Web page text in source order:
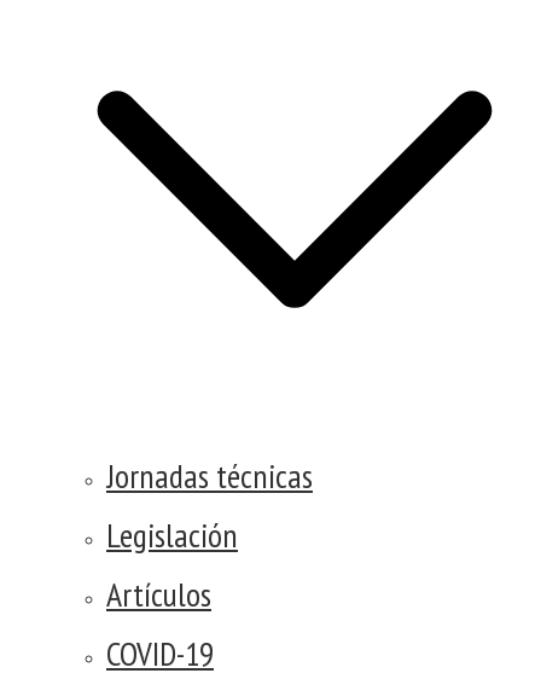
Jornadas técnicas
Legislación
Artículos
COVID-19